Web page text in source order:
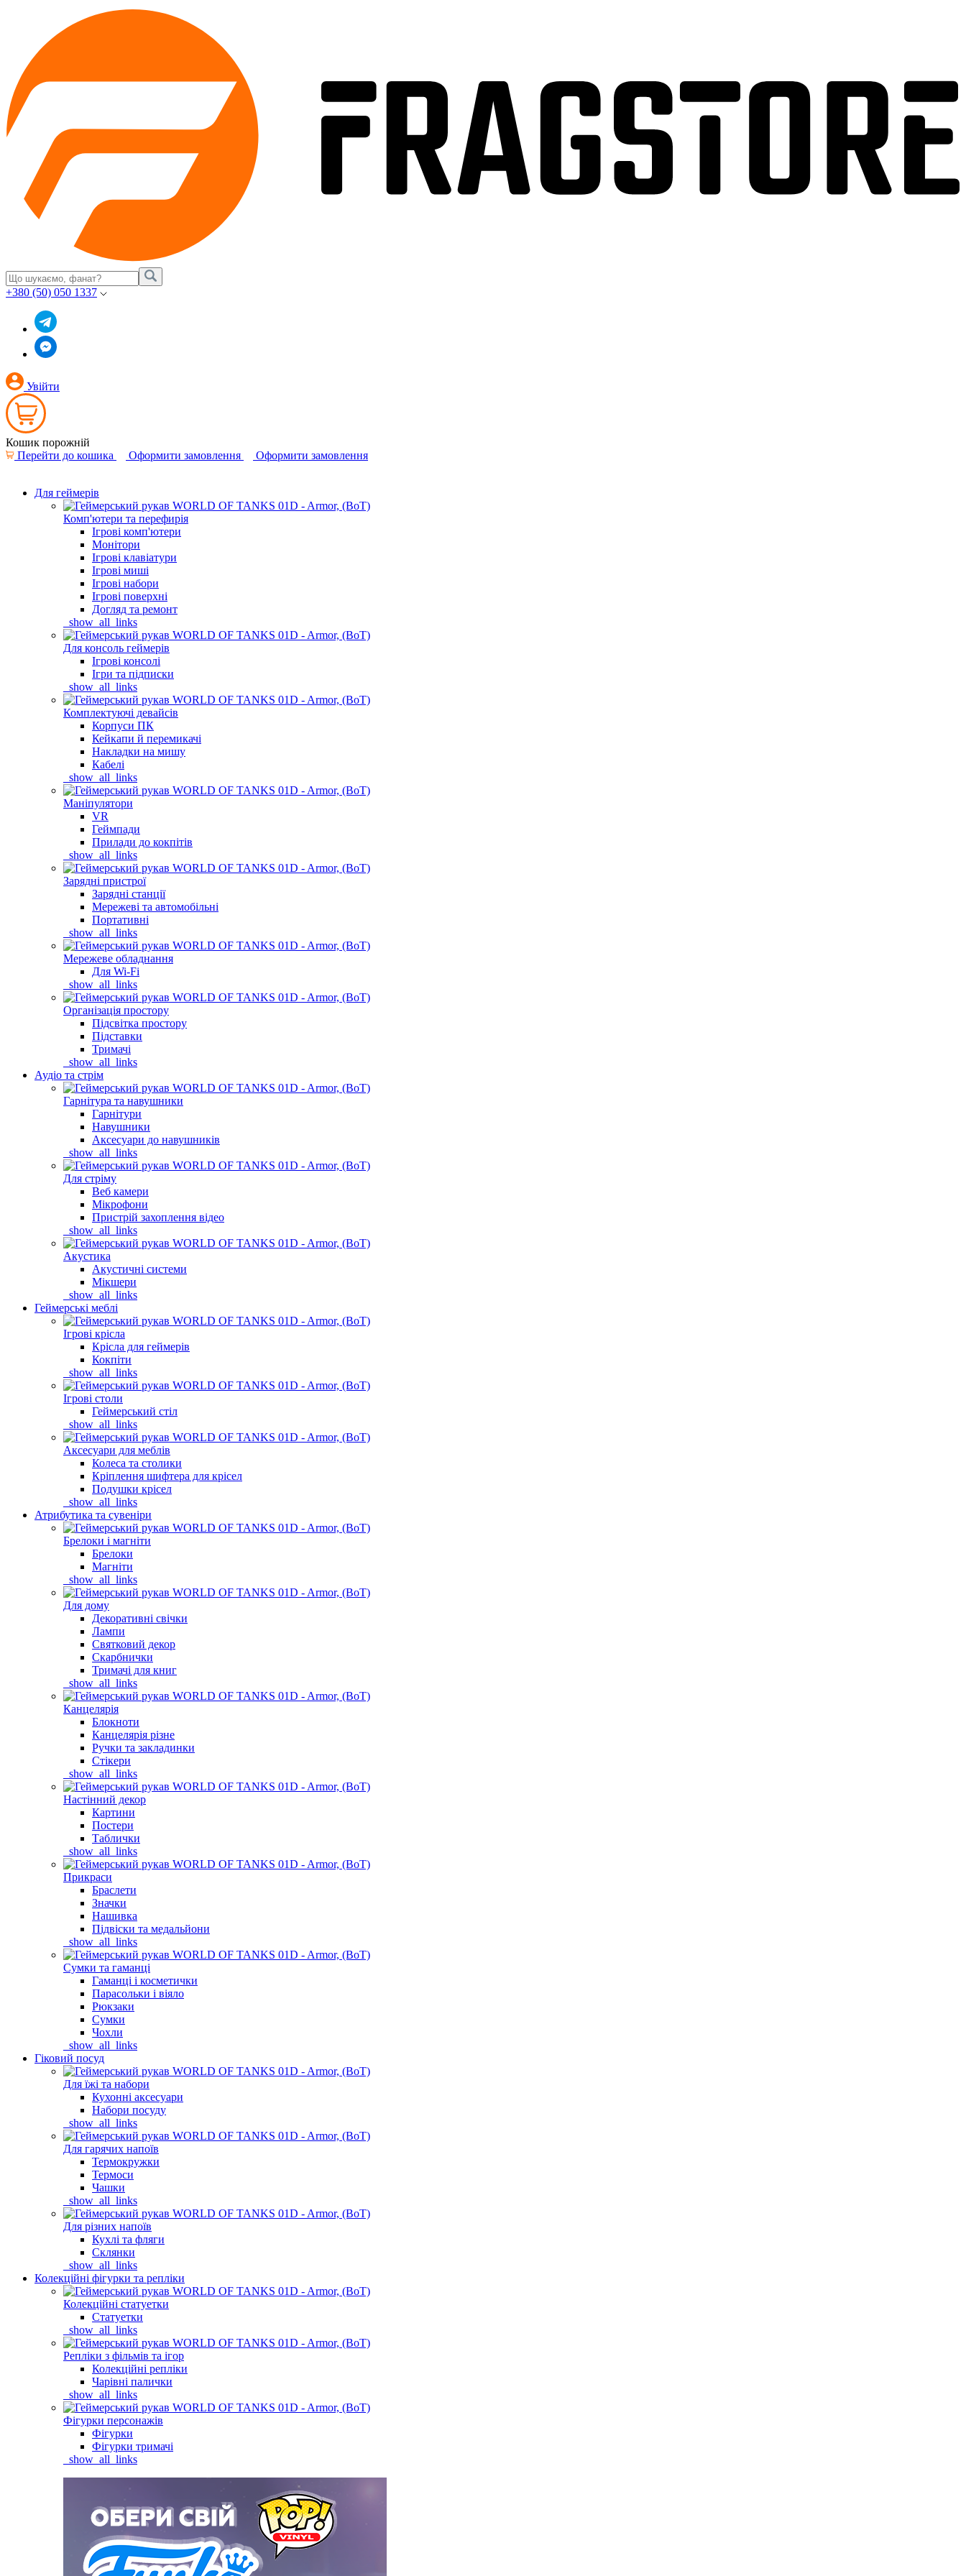
+380 (50) 050 1337
Увійти
Кошик порожній
Перейти до кошика
Оформити замовлення Оформити замовлення
Для геймерів
Комп'ютери та перефирія
Ігрові комп'ютери
Монітори
Ігрові клавіатури
Ігрові миші
Ігрові набори
Ігрові поверхні
Догляд та ремонт
_show_all_links
Для консоль геймерів
Ігрові консолі
Ігри та підписки
_show_all_links
Комплектуючі девайсів
Корпуси ПК
Кейкапи й перемикачі
Накладки на мишу
Кабелі
_show_all_links
Маніпулятори
VR
Геймпади
Прилади до кокпітів
_show_all_links
Зарядні пристрої
Зарядні станції
Мережеві та автомобільні
Портативні
_show_all_links
Мережеве обладнання
Для Wi-Fi
_show_all_links
Організація простору
Підсвітка простору
Підставки
Тримачі
_show_all_links
Аудіо та стрім
Гарнітура та навушники
Гарнітури
Навушники
Аксесуари до навушників
_show_all_links
Для стріму
Веб камери
Мікрофони
Пристрій захоплення відео
_show_all_links
Акустика
Акустичні системи
Мікшери
_show_all_links
Геймерські меблі
Ігрові крісла
Крісла для геймерів
Кокпіти
_show_all_links
Ігрові столи
Геймерський стіл
_show_all_links
Аксесуари для меблів
Колеса та столики
Кріплення шифтера для крісел
Подушки крісел
_show_all_links
Атрибутика та сувеніри
Брелоки і магніти
Брелоки
Магніти
_show_all_links
Для дому
Декоративні свічки
Лампи
Святковий декор
Скарбнички
Тримачі для книг
_show_all_links
Канцелярія
Блокноти
Канцелярія різне
Ручки та закладинки
Стікери
_show_all_links
Настінний декор
Картини
Постери
Таблички
_show_all_links
Прикраси
Браслети
Значки
Нашивка
Підвіски та медальйони
_show_all_links
Сумки та гаманці
Гаманці і косметички
Парасольки і віяло
Рюкзаки
Сумки
Чохли
_show_all_links
Гіковий посуд
Для їжі та набори
Кухонні аксесуари
Набори посуду
_show_all_links
Для гарячих напоїв
Термокружки
Термоси
Чашки
_show_all_links
Для різних напоїв
Кухлі та фляги
Склянки
_show_all_links
Колекційні фігурки та репліки
Колекційні статуетки
Статуетки
_show_all_links
Репліки з фільмів та ігор
Колекційні репліки
Чарівні палички
_show_all_links
Фігурки персонажів
Фігурки
Фігурки тримачі
_show_all_links